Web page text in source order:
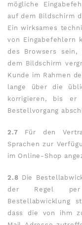
mögliche
auf dem Bildschirm
Ein wirksames
von Eingabefehlern
des Browsers
dem Bildschirm
Kunde im Rahmen
lange über die
korrigieren, bis er
Bestellvorgang
2.7 Für den
Sprachen zur
im Online-Shop
2.8 Die
der Regel per
Bestellabwicklung
dass die von ihm